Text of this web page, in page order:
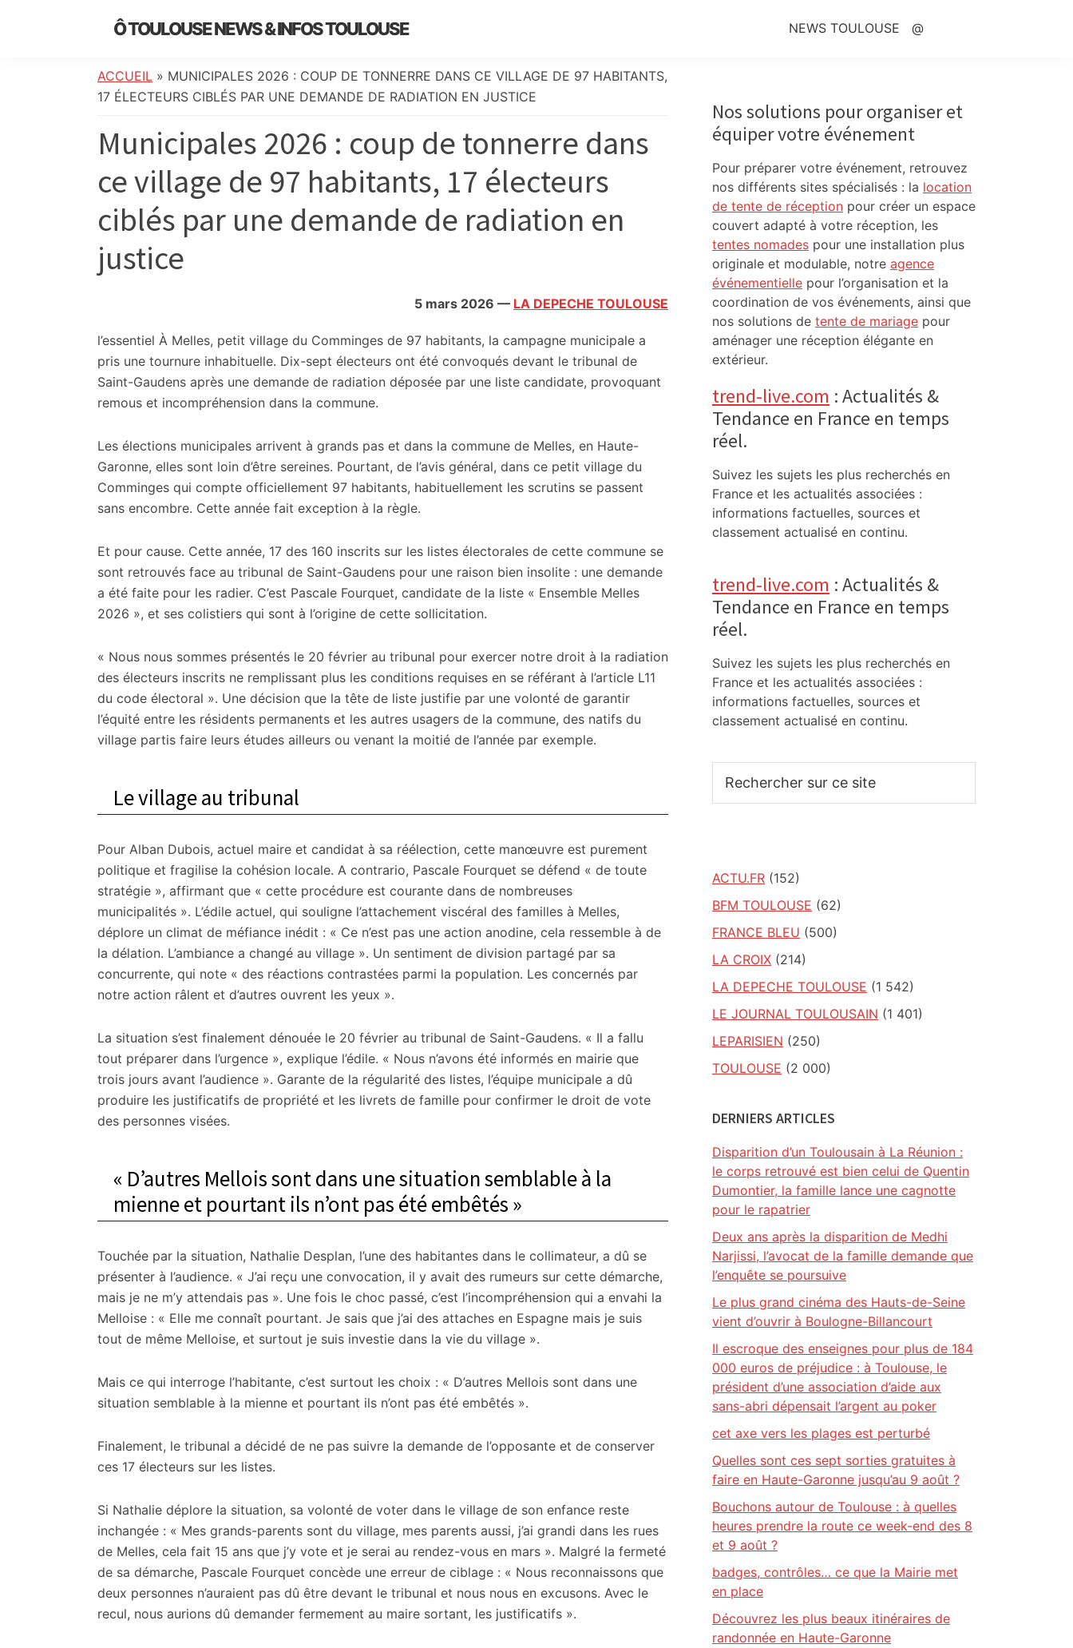
Ô TOULOUSE NEWS & INFOS TOULOUSE
de
l’actualité
:
info
locale,
société,
culture,
politique,
météo,
initiatives
citoyennes
NEWS TOULOUSE @
ACCUEIL » MUNICIPALES 2026 : COUP DE TONNERRE DANS CE VILLAGE DE 97 HABITANTS,
17 ÉLECTEURS CIBLÉS PAR UNE DEMANDE DE RADIATION EN JUSTICE
Municipales 2026 : coup de tonnerre dans
ce village de 97 habitants, 17 électeurs
ciblés par une demande de radiation en
justice
5 mars 2026 — LA DEPECHE TOULOUSE
l’essentiel À Melles, petit village du Comminges de 97 habitants, la campagne municipale a
pris une tournure inhabituelle. Dix-sept électeurs ont été convoqués devant le tribunal de
Saint-Gaudens après une demande de radiation déposée par une liste candidate, provoquant
remous et incompréhension dans la commune.
Les élections municipales arrivent à grands pas et dans la commune de Melles, en Haute-
Garonne, elles sont loin d’être sereines. Pourtant, de l’avis général, dans ce petit village du
Comminges qui compte officiellement 97 habitants, habituellement les scrutins se passent
sans encombre. Cette année fait exception à la règle.
Et pour cause. Cette année, 17 des 160 inscrits sur les listes électorales de cette commune se
sont retrouvés face au tribunal de Saint-Gaudens pour une raison bien insolite : une demande
a été faite pour les radier. C’est Pascale Fourquet, candidate de la liste « Ensemble Melles
2026 », et ses colistiers qui sont à l’origine de cette sollicitation.
« Nous nous sommes présentés le 20 février au tribunal pour exercer notre droit à la radiation
des électeurs inscrits ne remplissant plus les conditions requises en se référant à l’article L11
du code électoral ». Une décision que la tête de liste justifie par une volonté de garantir
l’équité entre les résidents permanents et les autres usagers de la commune, des natifs du
village partis faire leurs études ailleurs ou venant la moitié de l’année par exemple.
Le village au tribunal
Pour Alban Dubois, actuel maire et candidat à sa réélection, cette manœuvre est purement
politique et fragilise la cohésion locale. A contrario, Pascale Fourquet se défend « de toute
stratégie », affirmant que « cette procédure est courante dans de nombreuses
municipalités ». L’édile actuel, qui souligne l’attachement viscéral des familles à Melles,
déplore un climat de méfiance inédit : « Ce n’est pas une action anodine, cela ressemble à de
la délation. L’ambiance a changé au village ». Un sentiment de division partagé par sa
concurrente, qui note « des réactions contrastées parmi la population. Les concernés par
notre action râlent et d’autres ouvrent les yeux ».
La situation s’est finalement dénouée le 20 février au tribunal de Saint-Gaudens. « Il a fallu
tout préparer dans l’urgence », explique l’édile. « Nous n’avons été informés en mairie que
trois jours avant l’audience ». Garante de la régularité des listes, l’équipe municipale a dû
produire les justificatifs de propriété et les livrets de famille pour confirmer le droit de vote
des personnes visées.
« D’autres Mellois sont dans une situation semblable à la
mienne et pourtant ils n’ont pas été embêtés »
Touchée par la situation, Nathalie Desplan, l’une des habitantes dans le collimateur, a dû se
présenter à l’audience. « J’ai reçu une convocation, il y avait des rumeurs sur cette démarche,
mais je ne m’y attendais pas ». Une fois le choc passé, c’est l’incompréhension qui a envahi la
Melloise : « Elle me connaît pourtant. Je sais que j’ai des attaches en Espagne mais je suis
tout de même Melloise, et surtout je suis investie dans la vie du village ».
Mais ce qui interroge l’habitante, c’est surtout les choix : « D’autres Mellois sont dans une
situation semblable à la mienne et pourtant ils n’ont pas été embêtés ».
Finalement, le tribunal a décidé de ne pas suivre la demande de l’opposante et de conserver
ces 17 électeurs sur les listes.
Si Nathalie déplore la situation, sa volonté de voter dans le village de son enfance reste
inchangée : « Mes grands-parents sont du village, mes parents aussi, j’ai grandi dans les rues
de Melles, cela fait 15 ans que j’y vote et je serai au rendez-vous en mars ». Malgré la fermeté
de sa démarche, Pascale Fourquet concède une erreur de ciblage : « Nous reconnaissons que
deux personnes n’auraient pas dû être devant le tribunal et nous nous en excusons. Avec le
recul, nous aurions dû demander fermement au maire sortant, les justificatifs ».
Sidebar
Nos solutions pour organiser et
équiper votre événement
Pour préparer votre événement, retrouvez
nos différents sites spécialisés : la location
de tente de réception pour créer un espace
couvert adapté à votre réception, les
tentes nomades pour une installation plus
originale et modulable, notre agence
événementielle pour l’organisation et la
coordination de vos événements, ainsi que
nos solutions de tente de mariage pour
aménager une réception élégante en
extérieur.
trend-live.com : Actualités &
Tendance en France en temps
réel.
Suivez les sujets les plus recherchés en
France et les actualités associées :
informations factuelles, sources et
classement actualisé en continu.
trend-live.com : Actualités &
Tendance en France en temps
réel.
Suivez les sujets les plus recherchés en
France et les actualités associées :
informations factuelles, sources et
classement actualisé en continu.
sur
ACTU.FR (152)
BFM TOULOUSE (62)
FRANCE BLEU (500)
LA CROIX (214)
LA DEPECHE TOULOUSE (1 542)
LE JOURNAL TOULOUSAIN (1 401)
LEPARISIEN (250)
TOULOUSE (2 000)
DERNIERS ARTICLES
Disparition d’un Toulousain à La Réunion :
le corps retrouvé est bien celui de Quentin
Dumontier, la famille lance une cagnotte
pour le rapatrier
Deux ans après la disparition de Medhi
Narjissi, l’avocat de la famille demande que
l’enquête se poursuive
Le plus grand cinéma des Hauts-de-Seine
vient d’ouvrir à Boulogne-Billancourt
Il escroque des enseignes pour plus de 184
000 euros de préjudice : à Toulouse, le
président d’une association d’aide aux
sans-abri dépensait l’argent au poker
cet axe vers les plages est perturbé
Quelles sont ces sept sorties gratuites à
faire en Haute-Garonne jusqu’au 9 août ?
Bouchons autour de Toulouse : à quelles
heures prendre la route ce week-end des 8
et 9 août ?
badges, contrôles… ce que la Mairie met
en place
Découvrez les plus beaux itinéraires de
randonnée en Haute-Garonne